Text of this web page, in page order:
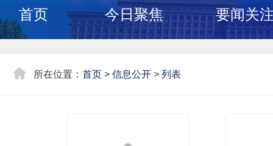
首页 今日聚焦 要闻关
所在位置： 首页 > 信息公开 > 列表